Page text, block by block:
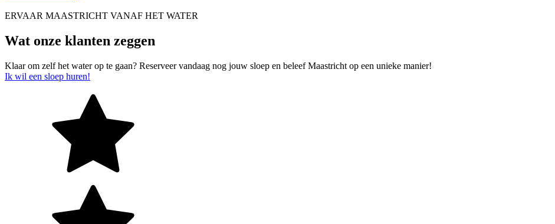
ERVAAR MAASTRICHT VANAF HET WATER
Wat onze klanten zeggen
Klaar om zelf het water op te gaan? Reserveer vandaag nog jouw sloep en beleef Maastricht op een unieke manier!
Ik wil een sloep huren!